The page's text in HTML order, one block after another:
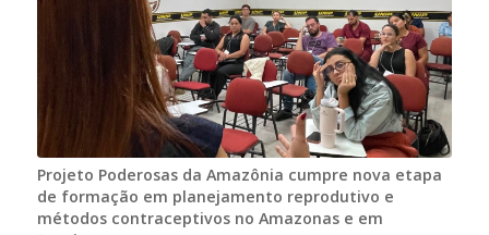
Projeto Poderosas da Amazônia cumpre nova etapa
de formação em planejamento reprodutivo e
métodos contraceptivos no Amazonas e em